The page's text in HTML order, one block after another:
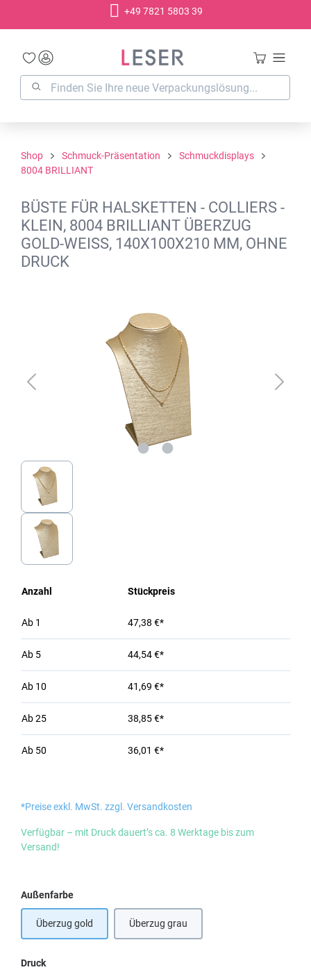
+49 7821 5803 39
Shop Schmuck-Präsentation
Schmuckdisplays
8004 BRILLIANT
BÜSTE FÜR HALSKETTEN - COLLIERS -
KLEIN, 8004 BRILLIANT ÜBERZUG
GOLD-WEISS, 140X100X210 MM, OHNE D
RUCK
Anzahl Stückpreis
Ab 1 47,38 €*
Ab 5 44,54 €*
Ab 10 41,69 €*
Ab25 38,85 €*
Ab 50 36,01 €*
*Preise exkl. MwSt. zzgl. Versandkosten
Verfügbar – mit Druck dauert’s ca. 8 Werktage bis zum
Versand!
Außenfarbeauswählen
Überzug gold Überzug grau
Druckauswählen